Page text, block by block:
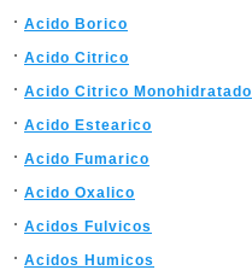
Acido Borico
Acido Citrico
Acido Citrico Monohidratado
Acido Estearico
Acido Fumarico
Acido Oxalico
Acidos Fulvicos
Acidos Humicos